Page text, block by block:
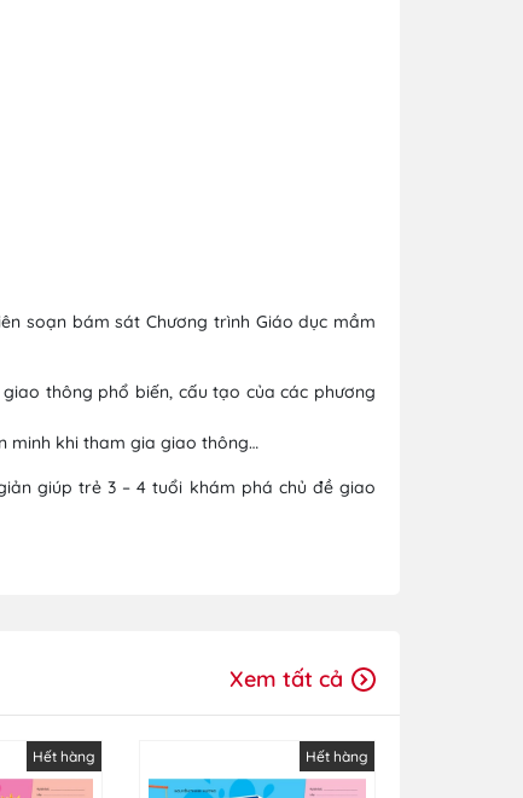
soạn bám sát Chương trình Giáo dục mầm
thông phổ biến, cấu tạo của các phương
minh khi tham gia giao thông…
giúp trẻ 3 – 4 tuổi khám phá chủ đề giao
Xem tất cả
Hết hàng Hết hàng